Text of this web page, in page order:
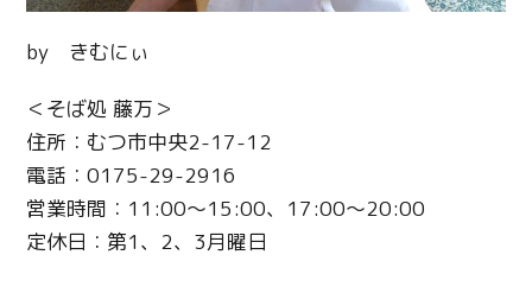
by きむにぃ
＜そば処 藤万＞
住所：むつ市中央2-17-12
電話：0175-29-2916
営業時間：11:00～15:00、17:00～20:00
定休日：第1、2、3月曜日